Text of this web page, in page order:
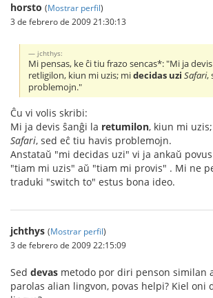
horsto (Mostrar perfil)
3 de febrero de 2009 21:30:13
jchthys:
Mi pensas, ke ĉi tiu frazo sencas*: "Mi ja
retligilon, kiun mi uzis; midecidas uzi Safari,
problemojn."
Ĉu vi volis skribi:
Mi ja devis ŝanĝi la retumilon, kiun mi
Safari, sed eĉ tiu havis problemojn.
Anstataŭ "mi decidas uzi" vi ja ankaŭ
"tiam mi uzis" aŭ "tiam mi provis" . Mi ne
traduki "switch to" estus bona ideo.
jchthys (Mostrar perfil)
3 de febrero de 2009 22:15:09
Sed devas metodo por diri penson similan
parolas alian lingvon, povas helpi? Kiel oni